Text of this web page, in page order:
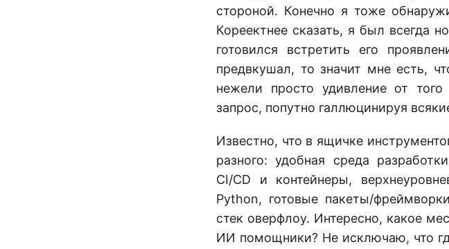
стороной. Конечно я тоже
Кореектнее сказать, я был всегда
готовился встретить его
предвкушал, то значит мне есть,
нежели просто удивление от
запрос, попутно галлюцинируя
Известно, что в ящичке
разного: удобная среда
CI/CD и контейнеры,
Python, готовые пакеты/
стек оверфлоу. Интересно, какое
ИИ помощники? Не исключаю, что